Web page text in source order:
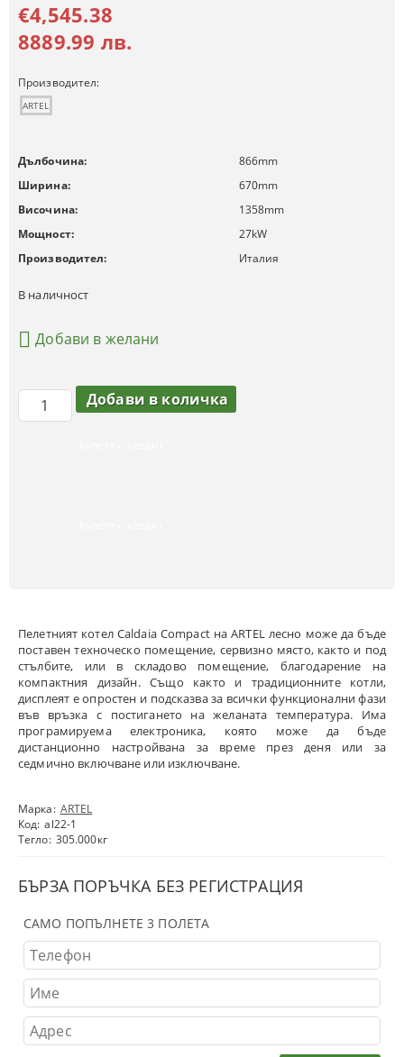
Пелетният котел Caldaia Compact на ARTEL лесно може да бъде
поставен техноческо помещение, сервизно място, както и под
стълбите, или в складово помещение, благодарение на
компактния дизайн. Също както и традиционните котли,
дисплеят е опростен и подсказва за всички функционални фази
във връзка с постигането на желаната температура. Има
програмируема електроника, която може да бъде
дистанционно настройвана за време през деня или за
седмично включване или изключване.
Марка: ARTEL
Код: al22-1
Тегло: 305.000кг
БЪРЗА ПОРЪЧКА БЕЗ РЕГИСТРАЦИЯ
САМО ПОПЪЛНЕТЕ 3 ПОЛЕТА
€4,545.38
8889.99 лв.
Производител:
ARTEL
Дълбочина: 866mm
Ширина:
670mm
Височина:
1358mm
Мощност:
27kW
Производител:
Италия
В наличност
Добави в желани